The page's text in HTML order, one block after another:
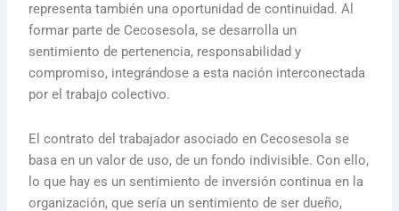
representa también una oportunidad de continuidad. Al
formar parte de Cecosesola, se desarrolla un
sentimiento de pertenencia, responsabilidad y
compromiso, integrándose a esta nación interconectada
por el trabajo colectivo.
El contrato del trabajador asociado en Cecosesola se
basa en un valor de uso, de un fondo indivisible. Con ello,
lo que hay es un sentimiento de inversión continua en la
organización, que sería un sentimiento de ser dueño,